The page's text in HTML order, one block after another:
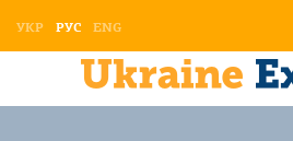
УКР РУС ENG